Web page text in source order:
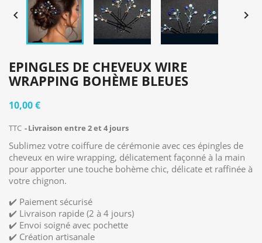
 
EPINGLES DE CHEVEUX WIRE
WRAPPING BOHÈME BLEUES
10,00 €
TTC Livraison entre 2 et 4 jours
Sublimez votre coiffure de cérémonie avec ces épingles de
cheveux en wire wrapping, délicatement façonné à la main
pour apporter une touche bohème chic, délicate et raffinée à
votre chignon.
✔️ Paiement sécurisé
✔️ Livraison rapide (2 à 4 jours)
✔️ Envoi soigné avec pochette
✔️ Création artisanale